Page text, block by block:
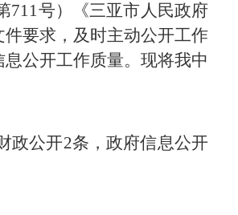
711号）《三亚市人民政府
要求，及时主动公开工作
公开工作质量。现将我中
政公开2条，政府信息公开